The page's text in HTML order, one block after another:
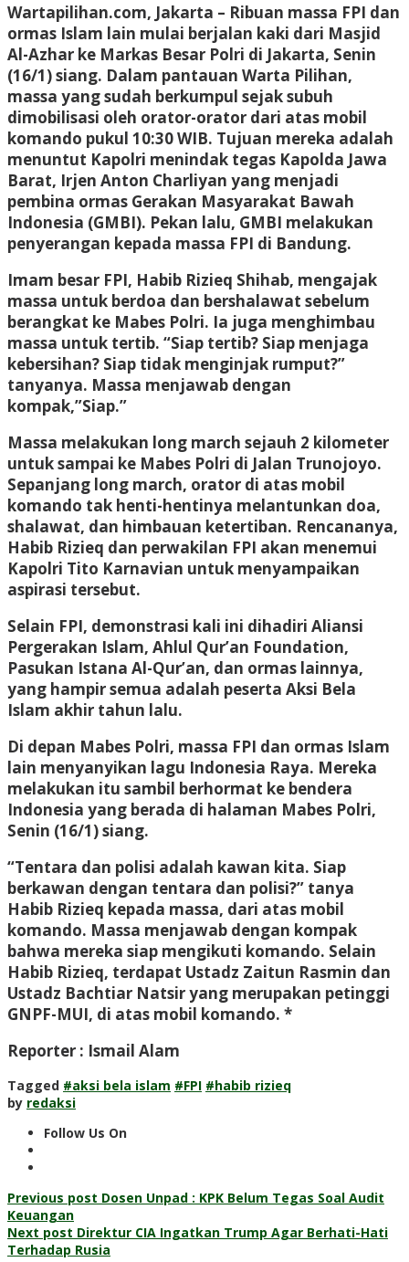
Wartapilihan.com, Jakarta – Ribuan massa FPI dan
ormas Islam lain mulai berjalan kaki dari Masjid
Al-Azhar ke Markas Besar Polri di Jakarta, Senin
(16/1) siang. Dalam pantauan Warta Pilihan,
massa yang sudah berkumpul sejak subuh
dimobilisasi oleh orator-orator dari atas mobil
komando pukul 10:30 WIB. Tujuan mereka adalah
menuntut Kapolri menindak tegas Kapolda Jawa
Barat, Irjen Anton Charliyan yang menjadi
pembina ormas Gerakan Masyarakat Bawah
Indonesia (GMBI). Pekan lalu, GMBI melakukan
penyerangan kepada massa FPI di Bandung.
Imam besar FPI, Habib Rizieq Shihab, mengajak
massa untuk berdoa dan bershalawat sebelum
berangkat ke Mabes Polri. Ia juga menghimbau
massa untuk tertib. “Siap tertib? Siap menjaga
kebersihan? Siap tidak menginjak rumput?”
tanyanya. Massa menjawab dengan
kompak,”Siap.”
Massa melakukan long march sejauh 2 kilometer
untuk sampai ke Mabes Polri di Jalan Trunojoyo.
Sepanjang long march, orator di atas mobil
komando tak henti-hentinya melantunkan doa,
shalawat, dan himbauan ketertiban. Rencananya,
Habib Rizieq dan perwakilan FPI akan menemui
Kapolri Tito Karnavian untuk menyampaikan
aspirasi tersebut.
Selain FPI, demonstrasi kali ini dihadiri Aliansi
Pergerakan Islam, Ahlul Qur’an Foundation,
Pasukan Istana Al-Qur’an, dan ormas lainnya,
yang hampir semua adalah peserta Aksi Bela
Islam akhir tahun lalu.
Di depan Mabes Polri, massa FPI dan ormas Islam
lain menyanyikan lagu Indonesia Raya. Mereka
melakukan itu sambil berhormat ke bendera
Indonesia yang berada di halaman Mabes Polri,
Senin (16/1) siang.
“Tentara dan polisi adalah kawan kita. Siap
berkawan dengan tentara dan polisi?” tanya
Habib Rizieq kepada massa, dari atas mobil
komando. Massa menjawab dengan kompak
bahwa mereka siap mengikuti komando. Selain
Habib Rizieq, terdapat Ustadz Zaitun Rasmin dan
Ustadz Bachtiar Natsir yang merupakan petinggi
GNPF-MUI, di atas mobil komando. *
Reporter : Ismail Alam
Tagged #aksi bela islam #FPI #habib rizieq
by redaksi
Follow Us On
Post
navigation
Previous post Dosen Unpad : KPK Belum Tegas Soal Audit
Keuangan
Next post Direktur CIA Ingatkan Trump Agar Berhati-Hati
Terhadap Rusia